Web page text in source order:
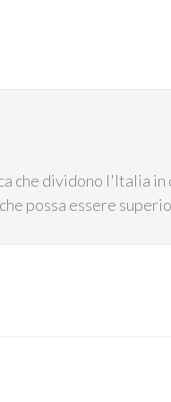
che dividono l'Italia
possa essere